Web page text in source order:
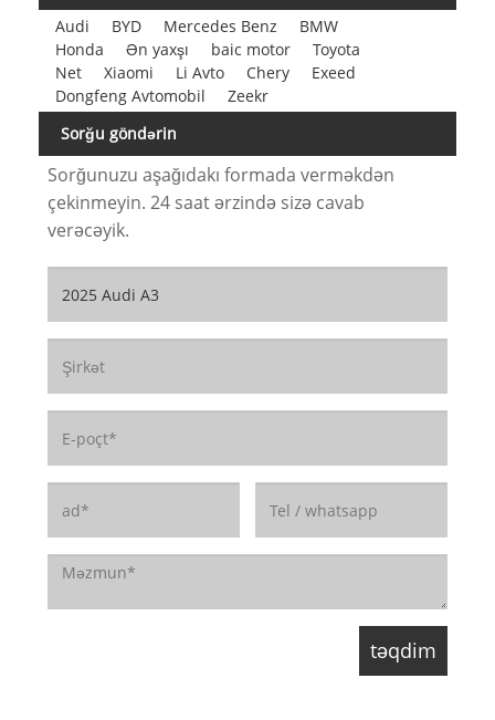
Audi
BYD Mercedes Benz
BMW
Honda
Ən yaxşı baic motor
Toyota
Net
Xiaomi Li Avto Chery
Exeed
Dongfeng Avtomobil
Zeekr
Sorğu göndərin
Sorğunuzu aşağıdakı formada verməkdən
çekinmeyin. 24 saat ərzində sizə cavab
verəcəyik.